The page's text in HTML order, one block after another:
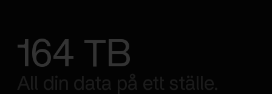
164 TB
All din data på ett ställe.